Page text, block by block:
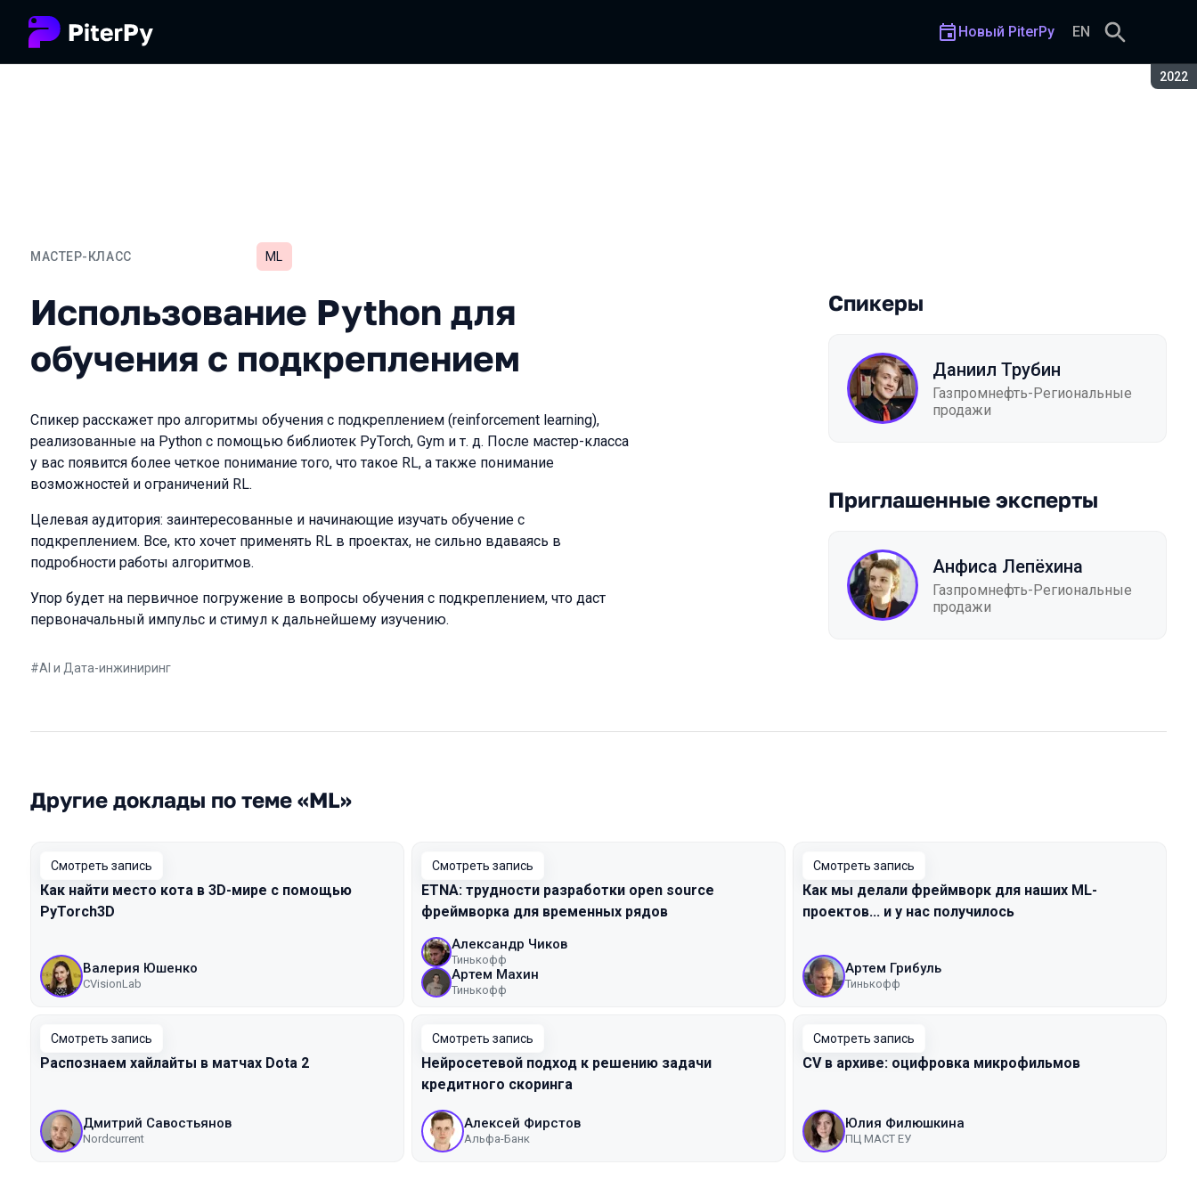
2022
Новый PiterPy EN
МАСТЕР-КЛАСС
Использование Python для обучения с подкреплением
ML
Использование Python для
обучения с подкреплением
Спикер расскажет про алгоритмы обучения с подкреплением (reinforcement learning),
реализованные на Python с помощью библиотек PyTorch, Gym и т. д. После мастер-класса
у вас появится более четкое понимание того, что такое RL, а также понимание
возможностей и ограничений RL.
Целевая аудитория: заинтересованные и начинающие изучать обучение с
подкреплением. Все, кто хочет применять RL в проектах, не сильно вдаваясь в
подробности работы алгоритмов.
Упор будет на первичное погружение в вопросы обучения с подкреплением, что даст
первоначальный импульс и стимул к дальнейшему изучению.
#AI и Дата-инжиниринг
Спикеры
Даниил Трубин
Газпромнефть-Региональные
продажи
Приглашенные эксперты
Анфиса Лепёхина
Газпромнефть-Региональные
продажи
Другие доклады по теме «ML»
Смотреть запись
Как найти место кота в 3D-мире с помощью
PyTorch3D
Валерия Юшенко
CVisionLab
Смотреть запись
ETNA: трудности разработки open source
фреймворка для временных рядов
Александр Чиков
Тинькофф
Артем Махин
Тинькофф
Смотреть запись
Как мы делали фреймворк для наших ML-
проектов... и у нас получилось
Артем Грибуль
Тинькофф
Смотреть запись
Распознаем хайлайты в матчах Dota 2
Дмитрий Савостьянов
Nordcurrent
Смотреть запись
Нейросетевой подход к решению задачи
кредитного скоринга
Алексей Фирстов
Альфа-Банк
Смотреть запись
CV в архиве: оцифровка микрофильмов
Юлия Филюшкина
ПЦ МАСТ ЕУ